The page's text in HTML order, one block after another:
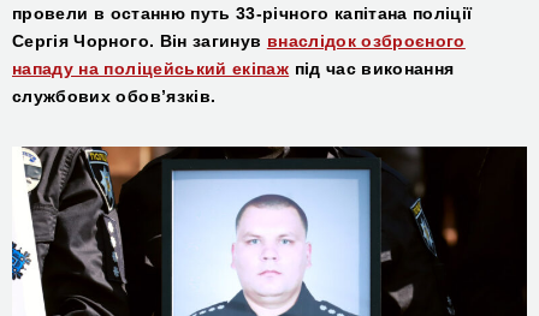
провели в останню путь33-річного капітана поліції
Сергія Чорного. Вінзагинув внаслідок озброєного
нападу на поліцейський екіпаж під час виконання
службових обов’язків.